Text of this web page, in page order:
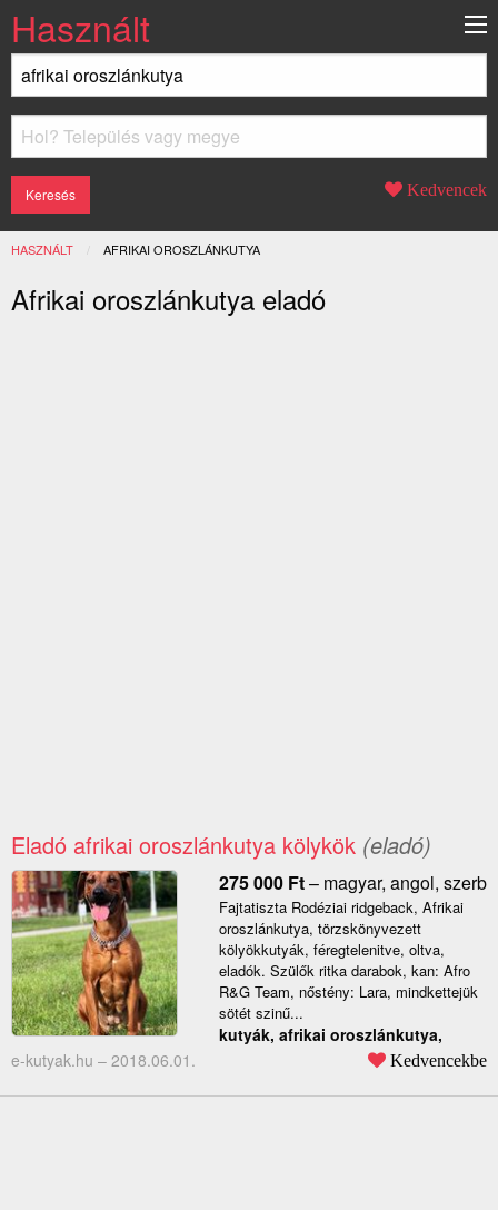
Használt
Kedvencek
HASZNÁLT JELENLEGI:
AFRIKAI OROSZLÁNKUTYA
Afrikai oroszlánkutya eladó
Eladó afrikai oroszlánkutya kölykök (eladó)
275 000 Ft– magyar, angol, szerb
Fajtatiszta Rodéziai ridgeback, Afrikai
oroszlánkutya, törzskönyvezett
kölyökkutyák, féregtelenitve, oltva,
eladók. Szülők ritka darabok, kan: Afro
R&G Team, nőstény: Lara, mindkettejük
sötét szinű...
kutyák, afrikai oroszlánkutya,
e-kutyak.hu – 2018.06.01. Kedvencekbe